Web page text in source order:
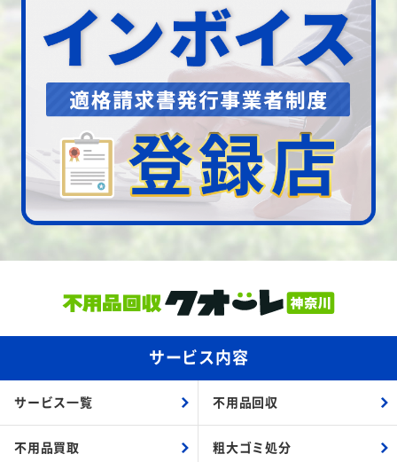
サービス内容
サービス一覧 不用品回収
不用品買取 粗大ゴミ処分